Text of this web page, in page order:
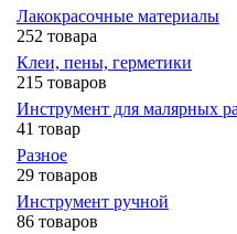
Лакокрасочные материалы
252 товара
Клеи, пены, герметики
215 товаров
Инструмент для малярных
41 товар
Разное
29 товаров
Инструмент ручной
86 товаров